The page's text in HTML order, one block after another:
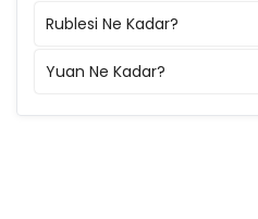
Rublesi Ne Kadar?
Yuan Ne Kadar?